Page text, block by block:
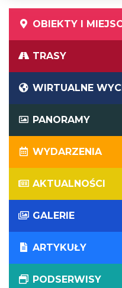
OBIEKTY I
TRASY
WIRTUALNE
PANORAMY
WYDARZENIA
AKTUALNOŚCI
GALERIE
ARTYKUŁY
PODSERWISY